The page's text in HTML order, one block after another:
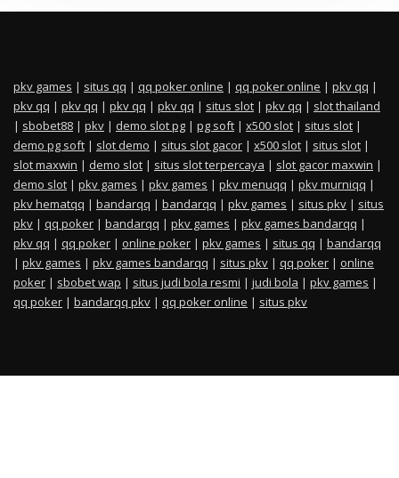
pkv games | situs qq | qq poker online | qq poker online | pkv qq |
pkv qq | pkv qq | pkv qq | pkv qq | situs slot | pkv qq | slot thailand
| sbobet88 | pkv | demo slot pg | pg soft | x500 slot | situs slot |
demo pg soft | slot demo | situs slot gacor | x500 slot | situs slot |
slot maxwin | demo slot | situs slot terpercaya | slot gacor maxwin |
demo slot | pkv games | pkv games | pkv menuqq | pkv murniqq |
pkv hematqq | bandarqq | bandarqq | pkv games | situs pkv | situs
pkv | qq poker | bandarqq | pkv games | pkv games bandarqq |
pkv qq | qq poker | online poker | pkv games | situs qq | bandarqq
| pkv games | pkv games bandarqq | situs pkv | qq poker | online
poker | sbobet wap | situs judi bola resmi | judi bola | pkv games |
qq poker | bandarqq pkv | qq poker online | situs pkv